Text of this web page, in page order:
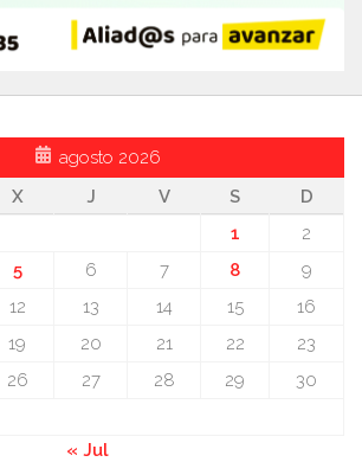
agosto 2026
X J V S
D
1
2
5 6 7 8
9
12 13 14 15
16
19 20 21 22
23
26 27 28 29
30
« Jul